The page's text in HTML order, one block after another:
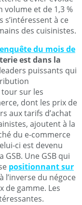
volume et de 1,3 %
s’intéressent à ce
des cuisinistes.
enquête du mois de
est dans la
puissants qui
sur les
dont les prix de
aux tarifs d’achat
ajoutent à la
du e-commerce
ci est devenu
Une GSB qui
positionnant sur
l’inverse du négoce
de gamme. Les